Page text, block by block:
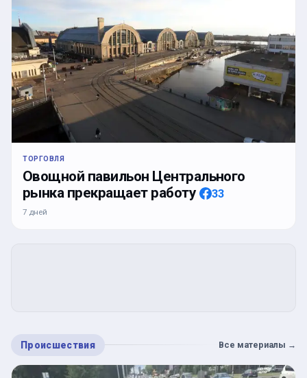
ТОРГОВЛЯ
Овощной павильон Центрального
рынка прекращает работу
33
7 дней
Происшествия Все материалы →